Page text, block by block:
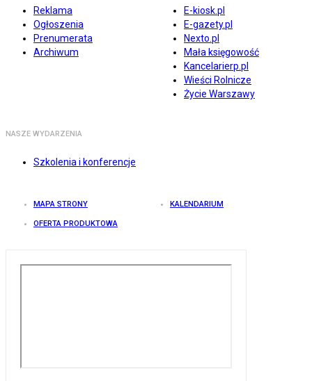
Reklama
Ogłoszenia
Prenumerata
Archiwum
E-kiosk.pl
E-gazety.pl
Nexto.pl
Mała księgowość
Kancelarierp.pl
Wieści Rolnicze
Życie Warszawy
NASZE WYDARZENIA
Szkolenia i konferencje
MAPA STRONY KALENDARIUM
OFERTA PRODUKTOWA